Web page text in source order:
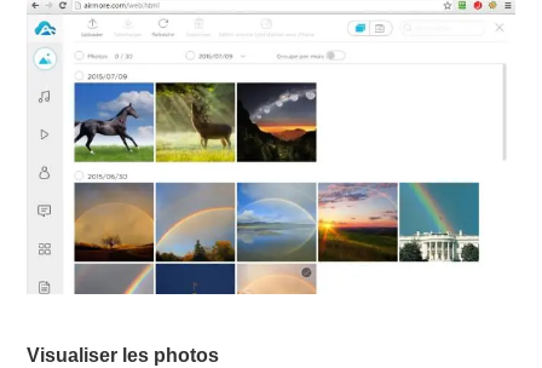
Visualiser les photos